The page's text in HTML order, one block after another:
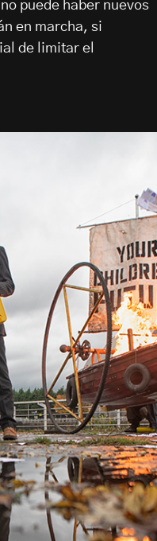
puede haber nuevos
en marcha, si
de limitar el